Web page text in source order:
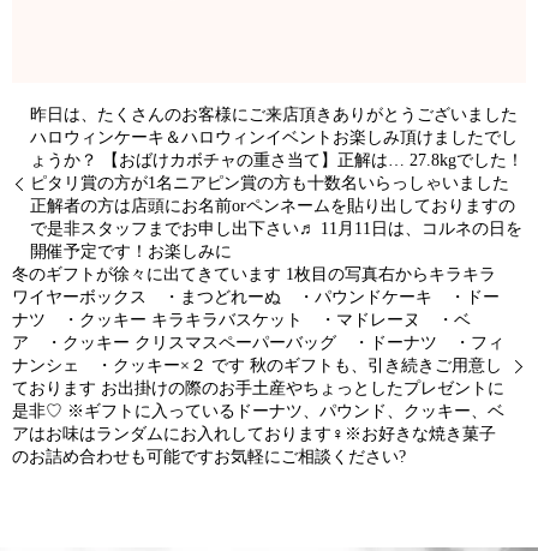
昨日は、たくさんのお客様にご来店頂きありがとうございました
ハロウィンケーキ＆ハロウィンイベントお楽しみ頂けましたでし
ょうか？ 【おばけカボチャの重さ当て】正解は… 27.8kgでした！
ピタリ賞の方が1名ニアピン賞の方も十数名いらっしゃいました
正解者の方は店頭にお名前orペンネームを貼り出しておりますの
で是非スタッフまでお申し出下さい♬ 11月11日は、コルネの日を
開催予定です！お楽しみに
冬のギフトが徐々に出てきています 1枚目の写真右からキラキラ
ワイヤーボックス ・まつどれーぬ ・パウンドケーキ ・ドー
ナツ ・クッキー キラキラバスケット ・マドレーヌ ・ベ
ア ・クッキー クリスマスペーパーバッグ ・ドーナツ ・フィ
ナンシェ ・クッキー×２ です️ 秋のギフトも、引き続きご用意し
ております お出掛けの際のお手土産やちょっとしたプレゼントに
是非♡ ※ギフトに入っているドーナツ、パウンド、クッキー、ベ
アはお味はランダムにお入れしております‍♀️※お好きな焼き菓子
のお詰め合わせも可能ですお気軽にご相談ください?